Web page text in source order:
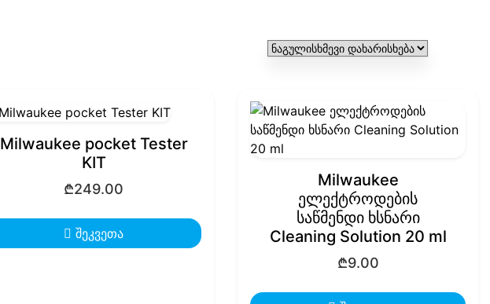
Milwaukee pocket Tester
KIT
₾249.00
შეკვეთა
Milwaukee
ელექტროდების
საწმენდი ხსნარი
Cleaning Solution 20 ml
₾9.00